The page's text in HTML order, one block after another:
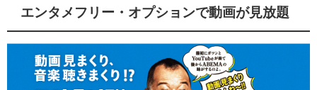
エンタメフリー・オプションで動画が見放題